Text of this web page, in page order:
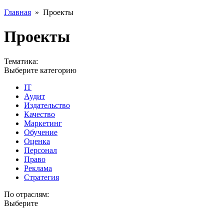
Главная » Проекты
Проекты
Тематика:
Выберите категорию
IT
Аудит
Издательство
Качество
Маркетинг
Обучение
Оценка
Персонал
Право
Реклама
Стратегия
По отраслям:
Выберите